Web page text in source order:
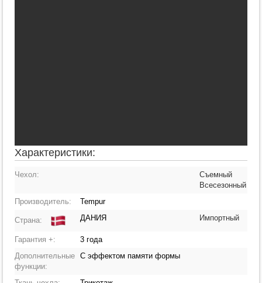
Характеристики:
Чехол:
Съемный
Всесезонный
Производитель:
Tempur
Страна: ДАНИЯ Импортный
Гарантия +:
3 года
Дополнительные
функции:
С эффектом памяти формы